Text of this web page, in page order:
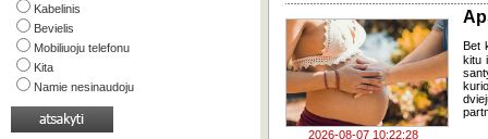
Kabelinis
Bevielis
Mobiliuoju telefonu
Kita
Namie nesinaudoju
2026-08-07 10:22:28
Bet
kitu